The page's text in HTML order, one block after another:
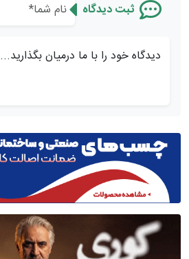
ثبت دیدگاه
دیدگاه خود را با ما درمیان بگذارید...